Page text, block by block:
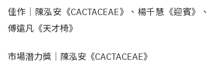
佳作｜陳泓安《CACTACEAE》、 楊千慧《迎賓》、
傅遠凡《天才椅》
市場潛力獎｜陳泓安《CACTACEAE》